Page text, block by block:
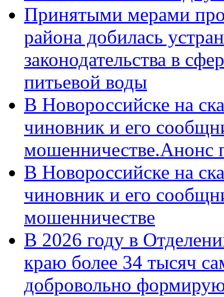
Принятыми мерами
района добилась
законодательства в
питьевой воды
В Новороссийске на
чиновник и его
мошенничестве.Анонс
В Новороссийске на
чиновник и его
мошенничестве
В 2026 году в
краю более 34 тысяч
добровольно